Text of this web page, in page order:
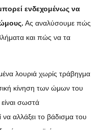
ενδεχομένως να
Ας αναλύσουμε πώς
και πώς να τα
λουριά χωρίς τράβηγμα
κίνηση των ώμων του
σωστά
αλλάξει το βάδισμα του